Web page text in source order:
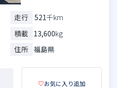
走行 521千km
積載 13,600kg
住所 福島県
♡お気に入り追加